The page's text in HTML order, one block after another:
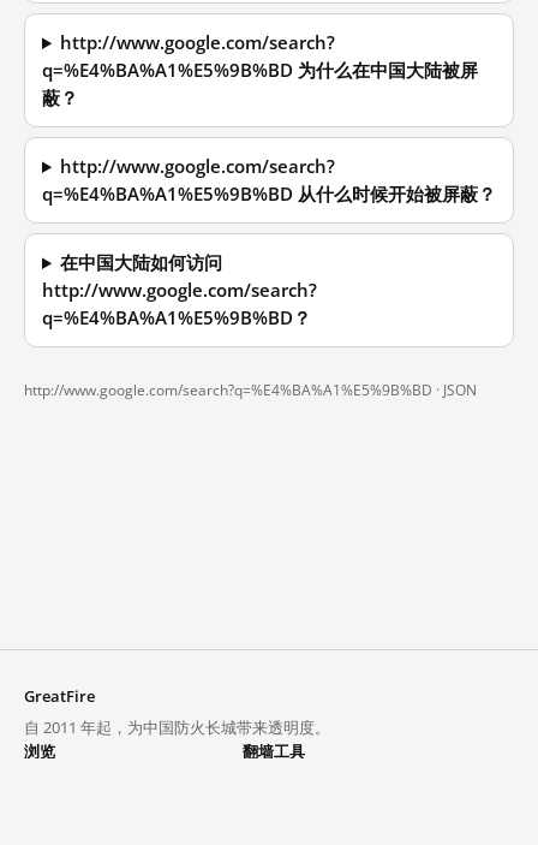
http://www.google.com/search?
q=%E4%BA%A1%E5%9B%BD 为什么在中国大陆被屏
蔽？
http://www.google.com/search?
q=%E4%BA%A1%E5%9B%BD 从什么时候开始被屏蔽？
在中国大陆如何访问
http://www.google.com/search?
q=%E4%BA%A1%E5%9B%BD？
http://www.google.com/search?q=%E4%BA%A1%E5%9B%BD · JSON
GreatFire
自 2011 年起，为中国防火长城带来透明度。
浏览
翻墙工具